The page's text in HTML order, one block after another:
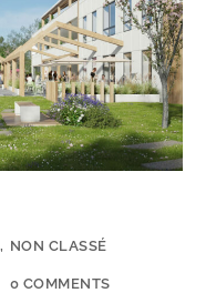
NON CLASSÉ
0 COMMENTS